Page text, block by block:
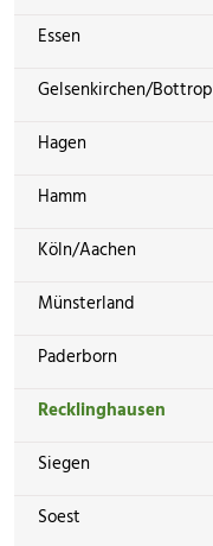
Essen
Gelsenkirchen/Bottrop
Hagen
Hamm
Köln/Aachen
Münsterland
Paderborn
Recklinghausen
Siegen
Soest